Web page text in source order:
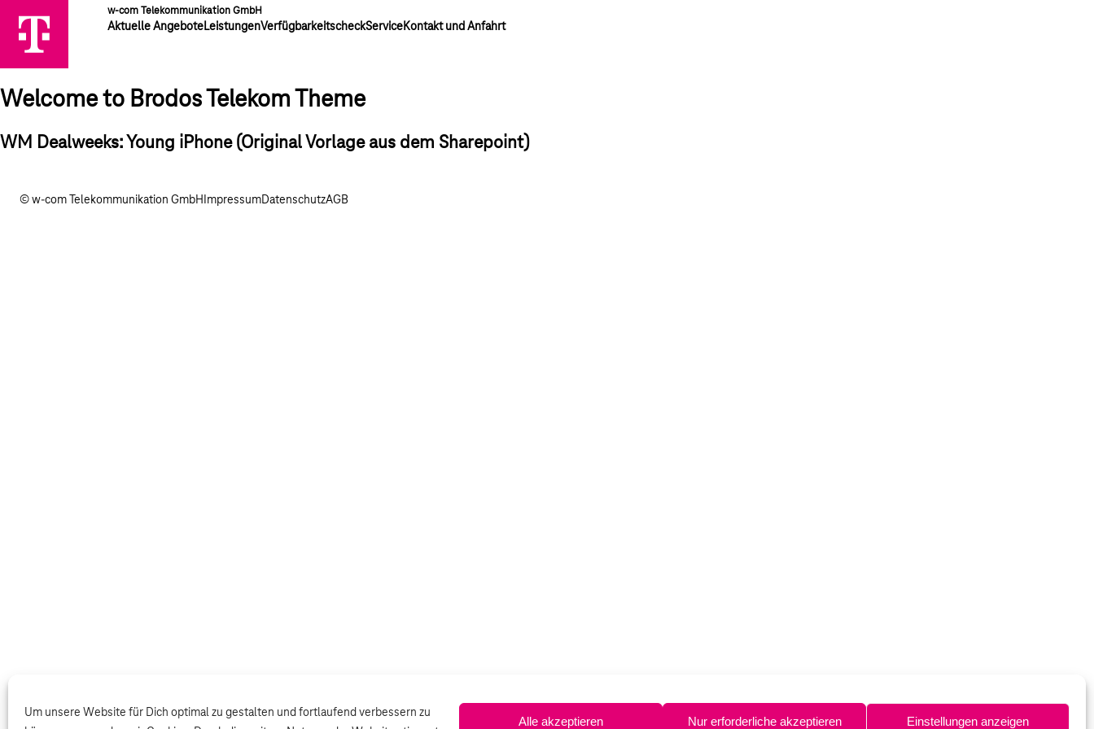
Um unsere Website für Dich optimal zu gestalten und fortlaufend verbessern zu
Alle akzeptieren Nur erforderliche akzeptieren Einstellungen anzeigen
w-com Telekommunikation GmbH
Aktuelle AngeboteLeistungenVerfügbarkeitscheckServiceKontakt und Anfahrt
Welcome to Brodos Telekom Theme
WM Dealweeks: Young iPhone (Original Vorlage aus dem Sharepoint)
© w-com Telekommunikation GmbH ImpressumDatenschutzAGB